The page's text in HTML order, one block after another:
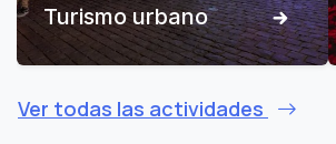
Turismo urbano
Ver todas las actividades